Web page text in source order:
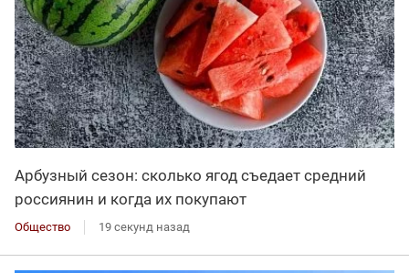
Арбузный сезон: сколько ягод съедает средний
россиянин и когда их покупают
Общество 19 секунд назад